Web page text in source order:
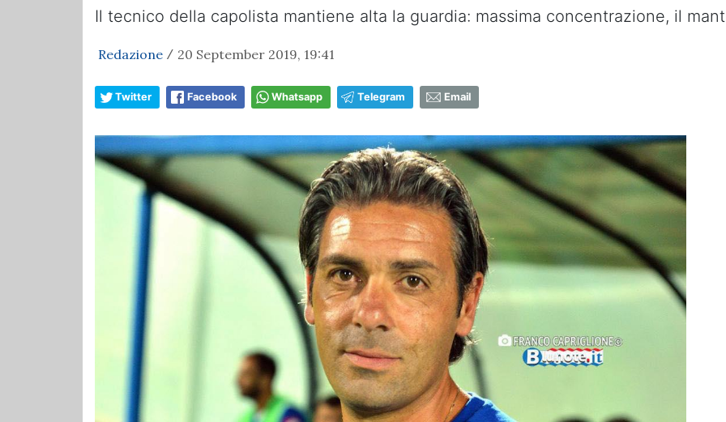
Il tecnico della capolista mantiene alta la guardia: massima concentrazione, il
Redazione / 20 September 2019, 19:41
Twitter Facebook Whatsapp Telegram Email